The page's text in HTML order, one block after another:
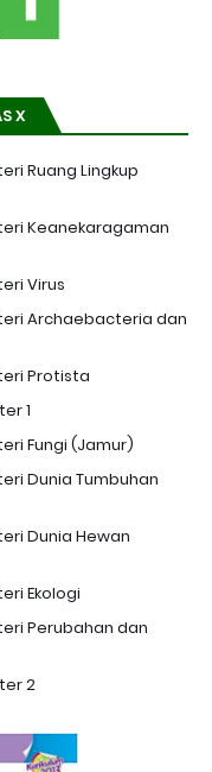
X
Ruang Lingkup
Keanekaragaman
Virus
Archaebacteria dan
Protista
1
Fungi (Jamur)
Dunia Tumbuhan
Dunia Hewan
Ekologi
Perubahan dan
2